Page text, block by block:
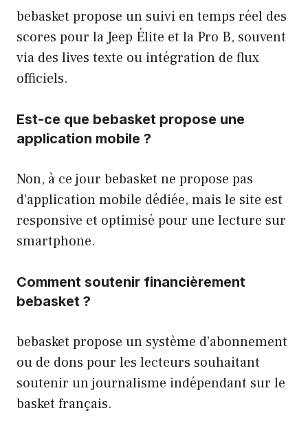
bebasket propose un suivi en temps réel des
scores pour la Jeep Élite et la Pro B, souvent
via des lives texte ou intégration de flux
officiels.
Est-ce que bebasket propose une
application mobile ?
Non, à ce jour bebasket ne propose pas
d’application mobile dédiée, mais le site est
responsive et optimisé pour une lecture sur
smartphone.
Comment soutenir financièrement
bebasket ?
bebasket propose un système d’abonnement
ou de dons pour les lecteurs souhaitant
soutenir un journalisme indépendant sur le
basket français.